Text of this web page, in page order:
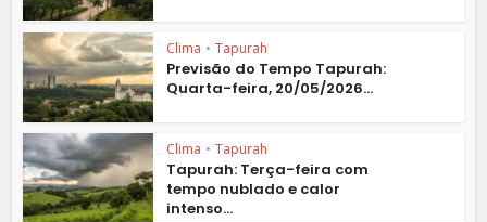
Clima • Tapurah
Previsão do Tempo Tapurah:
Quarta-feira, 20/05/2026...
Clima • Tapurah
Tapurah: Terça-feira com
tempo nublado e calor
intenso...